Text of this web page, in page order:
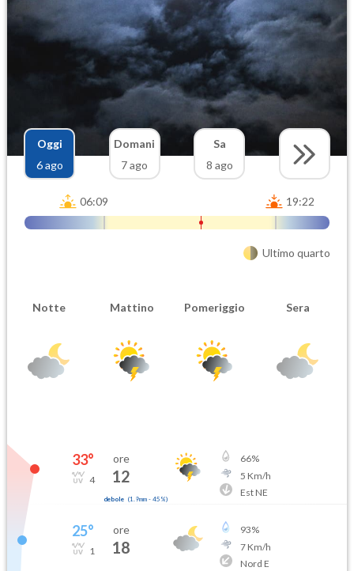
Oggi
6 ago
Domani
7 ago
Sa
8 ago
06:09 19:22
Ultimo quarto
Notte Mattino Pomeriggio Sera
33°
4
ore
12
debole (1.9mm- 45 %)
66%
5 Km/h
Est NE
25°
1
ore
18
93%
7Km/h
Nord E